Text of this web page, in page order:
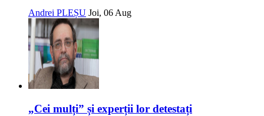
Andrei PLEȘU Joi, 06 Aug
„Cei mulți” și experții lor detestați